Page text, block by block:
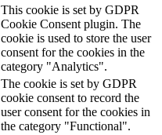
This cookie is set by GDPR
Cookie Consent plugin. The
cookie is used to store the user
consent for the cookies in the
category "Analytics".
The cookie is set by GDPR
cookie consent to record the
user consent for the cookies in
the category "Functional".